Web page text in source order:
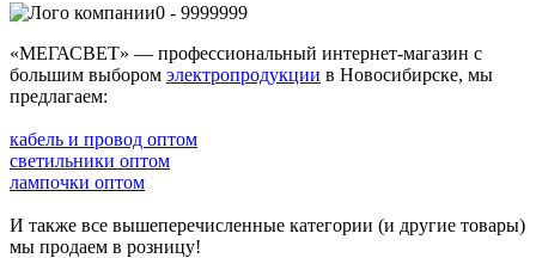
0 - 9999999
«МЕГАСВЕТ» — профессиональный интернет-магазин с
большим выбором электропродукции в Новосибирске, мы
предлагаем:
кабель и провод оптом
светильники оптом
лампочки оптом
И также все вышеперечисленные категории (и другие товары)
мы продаем в розницу!